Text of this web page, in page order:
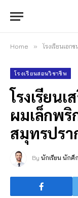
Home » โรงเรียนเอกช
โรงเรียนสอนวิชาชีพ
โรงเรียน
ผมเล็กพริ
สมุทรปรา
By นักเรียน นักศึ